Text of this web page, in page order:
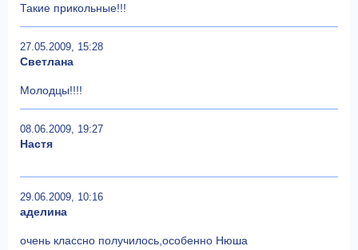
Такие прикольные!!!
27.05.2009, 15:28
Светлана
Молодцы!!!!
08.06.2009, 19:27
Настя
29.06.2009, 10:16
аделина
очень классно получилось,особенно Нюша